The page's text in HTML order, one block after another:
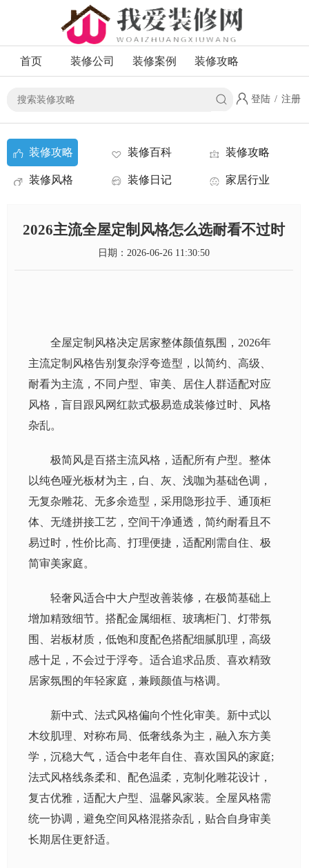
首页 装修公司 装修案例 装修攻略
登陆 / 注册
装修攻略 装修百科 装修攻略
装修风格 装修日记 家居行业
2026主流全屋定制风格怎么选耐看不过时
日期：2026-06-26 11:30:50
全屋定制风格决定居家整体颜值氛围，2026年
主流定制风格告别复杂浮夸造型，以简约、高级、
耐看为主流，不同户型、审美、居住人群适配对应
风格，盲目跟风网红款式极易造成装修过时、风格
杂乱。
极简风是百搭主流风格，适配所有户型。整体
以纯色哑光板材为主，白、灰、浅咖为基础色调，
无复杂雕花、无多余造型，采用隐形拉手、通顶柜
体、无缝拼接工艺，空间干净通透，简约耐看且不
易过时，性价比高、打理便捷，适配刚需自住、极
简审美家庭。
轻奢风适合中大户型改善装修，在极简基础上
增加精致细节。搭配金属细框、玻璃柜门、灯带氛
围、岩板材质，低饱和度配色搭配细腻肌理，高级
感十足，不会过于浮夸。适合追求品质、喜欢精致
居家氛围的年轻家庭，兼顾颜值与格调。
新中式、法式风格偏向个性化审美。新中式以
木纹肌理、对称布局、低奢线条为主，融入东方美
学，沉稳大气，适合中老年自住、喜欢国风的家庭;
法式风格线条柔和、配色温柔，克制化雕花设计，
复古优雅，适配大户型、温馨风家装。全屋风格需
统一协调，避免空间风格混搭杂乱，贴合自身审美
长期居住更舒适。